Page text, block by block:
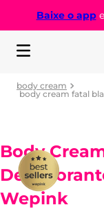
Baixe o app
body cream
Body
Wepink